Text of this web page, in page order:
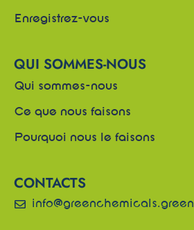
Enregistrez-vous
QUI SOMMES-NOUS
Qui sommes-nous
Ce que nous faisons
Pourquoi nous le faisons
CONTACTS
info@greenchemicals.green